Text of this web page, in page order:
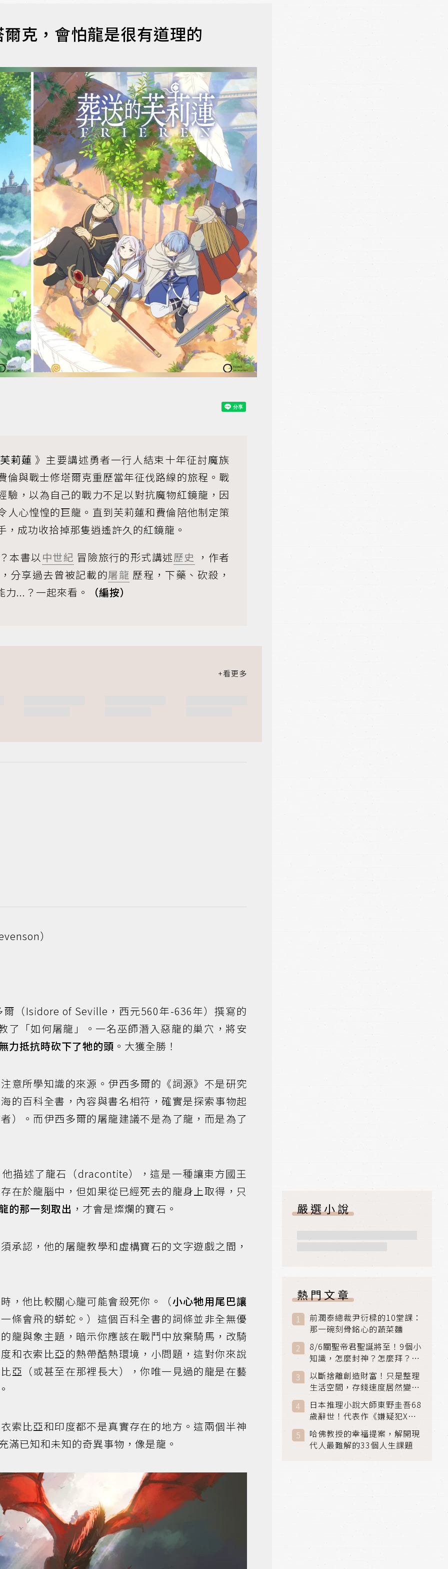
克，會怕龍是很有道理的
莉蓮 》主要講述勇者一行人結束十年征討魔族
倫與戰士修塔爾克重歷當年征伐路線的旅程。戰
驗，以為自己的戰力不足以對抗魔物紅鏡龍，因
人心惶惶的巨龍。直到芙莉蓮和費倫陪他制定策
成功收拾掉那隻逍遙許久的紅鏡龍。
本書以中世紀 冒險旅行的形式講述歷史 ，作者
分享過去曾被記載的屠龍 歷程，下藥、砍殺，
...？一起來看。
（編按）
）
（Isidore of Seville，西元560年-636年）撰寫的
了「如何屠龍」。一名巫師潛入惡龍的巢穴，將安
力抵抗時砍下了牠的頭 。大獲全勝！
意所學知識的來源。伊西多爾的《詞源》不是研究
的百科全書，內容與書名相符，確實是探索事物起
）。而伊西多爾的屠龍建議不是為了龍，而是為了
描述了龍石（dracontite），這是一種讓東方國王
在於龍腦中，但如果從已經死去的龍身上取得，只
的那一刻取出 ，才會是燦爛的寶石。
承認，他的屠龍教學和虛構寶石的文字遊戲之間，
，他比較關心龍可能會殺死你。（小心牠用尾巴讓
條會飛的蟒蛇。）這個百科全書的詞條並非全無優
龍與象主題，暗示你應該在戰鬥中放棄騎馬，改騎
和衣索比亞的熱帶酷熱環境，小問題，這對你來說
亞（或甚至在那裡長大），你唯一見過的龍是在藝
索比亞和印度都不是真實存在的地方。這兩個半神
滿已知和未知的奇異事物，像是龍。
嚴選小說
熱門文章
前潤泰總裁尹衍樑的10堂課：
那一碗刻骨銘心的蔬菜麵
8/6關聖帝君聖誕將至！9個小
知識，怎麼封神？怎麼拜？該
拜哪個關帝？
以斷捨離創造財富！只是整理
生活空間，存錢速度居然變快
日本推理小說大師東野圭吾68
歲辭世！代表作《嫌疑犯X的
獻身》《解憂雜貨店》獲獎無
數
哈佛教授的幸福提案，解開現
代人最難解的33個人生課題